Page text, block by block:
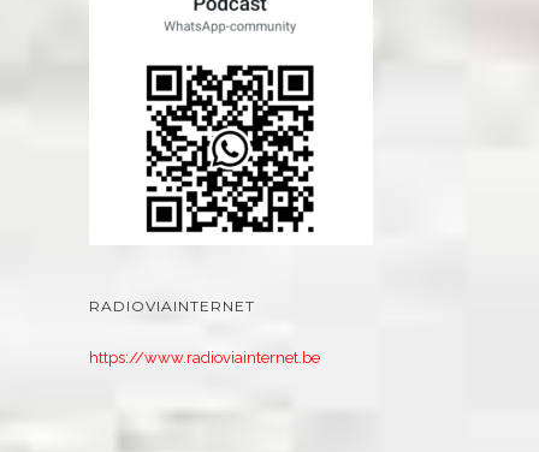
RADIOVIAINTERNET
https://www.radioviainternet.be